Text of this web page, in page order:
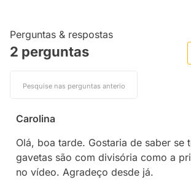
Perguntas & respostas
2 perguntas
Carolina
Olá, boa tarde. Gostaria de saber se
gavetas são com divisória como a
no vídeo. Agradeço desde já.